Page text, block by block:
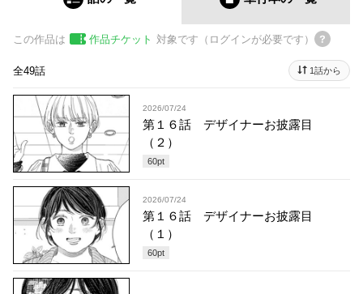
この作品は 作品チケット 対象です（ログインが必要です）
全49話 1話から
2026/07/24
第１６話 デザイナーお披露目
（２）
60pt
2026/07/24
第１６話 デザイナーお披露目
（１）
60pt